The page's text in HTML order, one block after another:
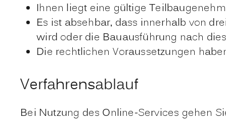
Ihnen liegt eine gültige
Es ist absehbar, dass innerhalb von
wird oder die Bauausführung nach
Die rechtlichen Voraussetzungen
Verfahrensablauf
Bei Nutzung des Online-Services gehen